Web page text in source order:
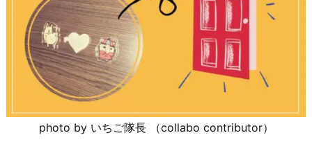
photo by いちご隊長 （collabo contributor）